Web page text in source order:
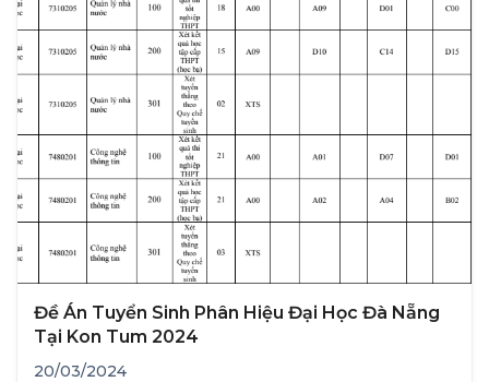
Đề Án Tuyển Sinh Phân Hiệu Đại Học Đà Nẵng
Tại Kon Tum 2024
20/03/2024